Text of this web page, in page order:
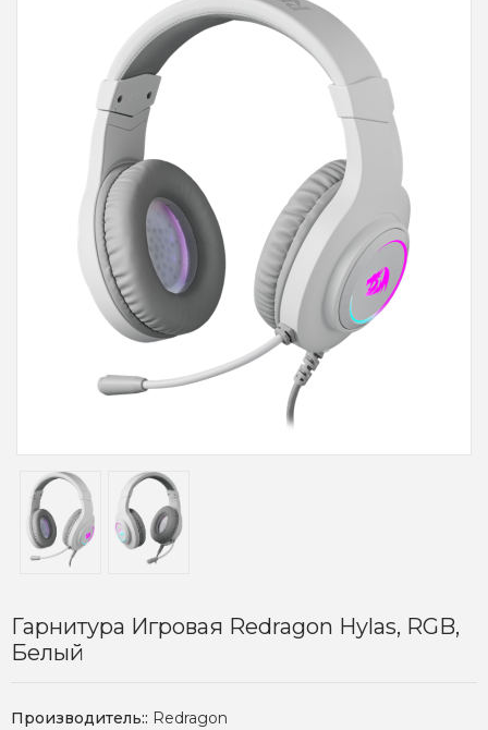
Гарнитура Игровая Redragon Hylas, RGB,
Белый
Производитель:: Redragon